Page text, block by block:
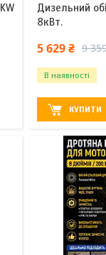
Дизельний
8кВт.
5 629 ₴ 9
В наявності
КУПИТИ